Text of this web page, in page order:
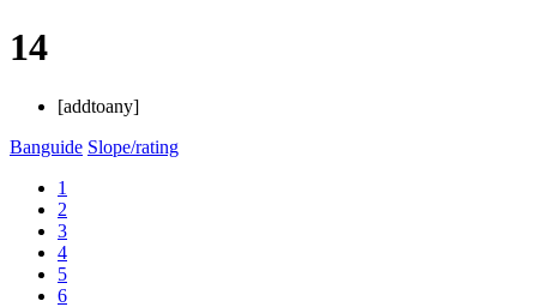
14
[addtoany]
Banguide Slope/rating
1
2
3
4
5
6